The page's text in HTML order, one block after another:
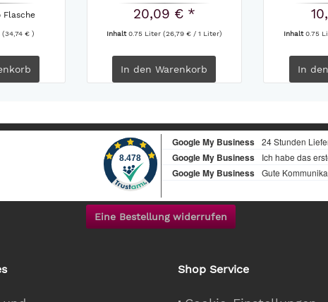
Flasche
(34,74 € )
20,09 € *
Inhalt0.75 Liter (26,79 € / 1 Liter)
In den Warenkorb
Inhalt0.75
In den
Eine Bestellung widerrufen
Shop Service